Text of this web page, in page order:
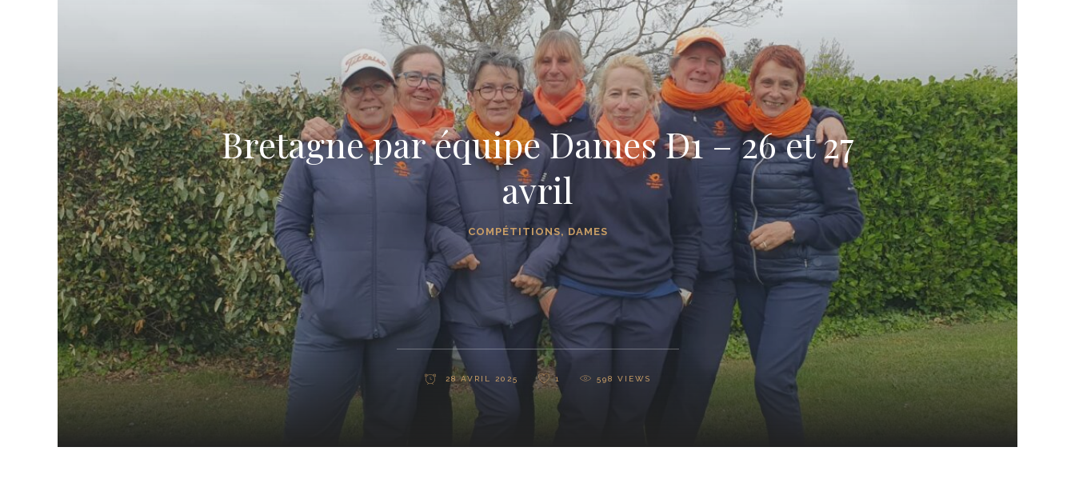
Bretagne par équipe Dames D1 – 26 et 27
avril
COMPÉTITIONS, DAMES
28 AVRIL 2025 1 598 VIEWS